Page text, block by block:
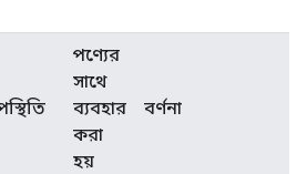
পণ্যের
সাথে
ব্যবহার
করা
হয়
বর্ণনা